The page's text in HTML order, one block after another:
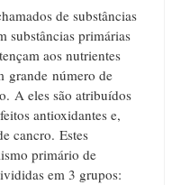
de substâncias
substâncias primárias
aos nutrientes
grande número de
A eles são atribuídos
antioxidantes e,
cancro. Estes
primário de
em 3 grupos: